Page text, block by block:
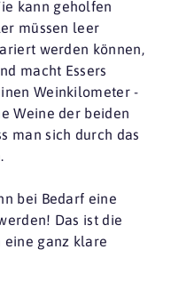
kann geholfen
müssen leer
werden können,
macht Essers
Weinkilometer -
Weine der beiden
man sich durch das
bei Bedarf eine
Das ist die
eine ganz klare